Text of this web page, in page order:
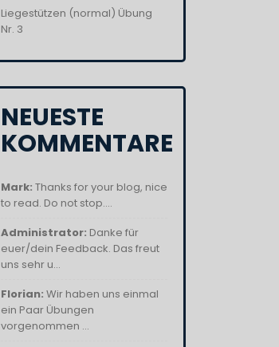
Liegestützen (normal) Übung
Nr. 3
NEUESTE
KOMMENTARE
Mark: Thanks for your blog, nice
to read. Do not stop....
Administrator: Danke für
euer/dein Feedback. Das freut
uns sehr u...
Florian: Wir haben uns einmal
ein Paar Übungen
vorgenommen ...